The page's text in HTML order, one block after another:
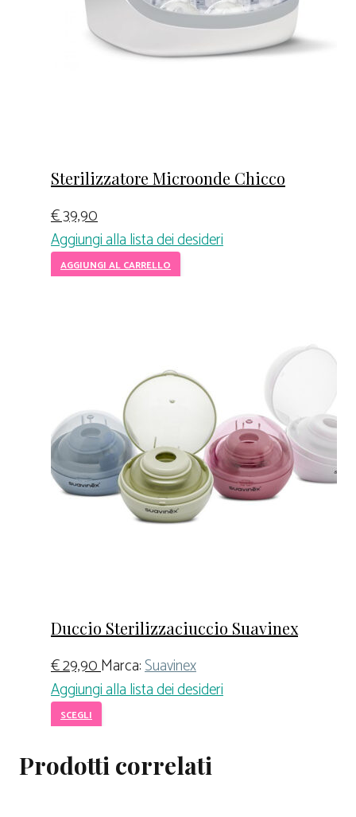
Sterilizzatore Microonde Chicco
€39,90
Aggiungi alla lista dei desideri
AGGIUNGI AL CARRELLO
Duccio Sterilizzaciuccio Suavinex
€29,90Marca:Suavinex
Aggiungi alla lista dei desideri
SCEGLI
Prodotti correlati